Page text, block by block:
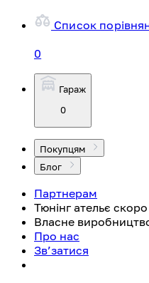
Список
0
Гараж
0
Покупцям
Блог
Партнерам
Тюнінг ательє скоро
Власне
Про нас
Зв’затися